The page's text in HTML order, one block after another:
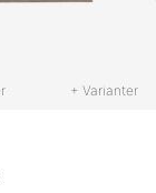
+ Varianter